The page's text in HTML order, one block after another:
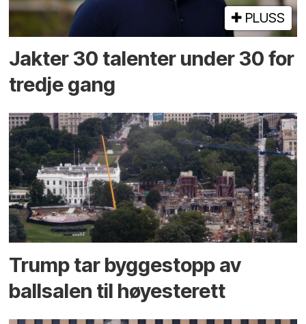
PLUSS
Jakter 30 talenter under 30 for
tredje gang
Trump tar byggestopp av
ballsalen til høyesterett